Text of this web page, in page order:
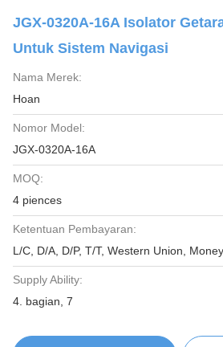
JGX-0320A-16A Isolator
Untuk Sistem Navigasi
Nama Merek:
Hoan
Nomor Model:
JGX-0320A-16A
MOQ:
4 piences
Ketentuan Pembayaran:
L/C, D/A, D/P, T/T, Western Union,
Supply Ability:
4. bagian, 7